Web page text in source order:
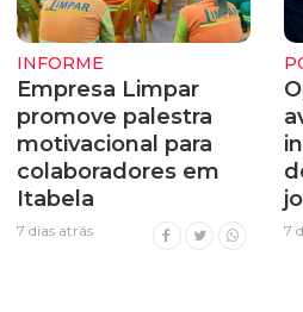
INFORME
Empresa Limpar
promove palestra
motivacional para
colaboradores em
Itabela
7 dias atrás 7